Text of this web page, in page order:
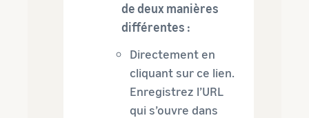
de deux manières
différentes :
Directement en
cliquant sur ce lien.
Enregistrez l’URL
qui s’ouvre dans